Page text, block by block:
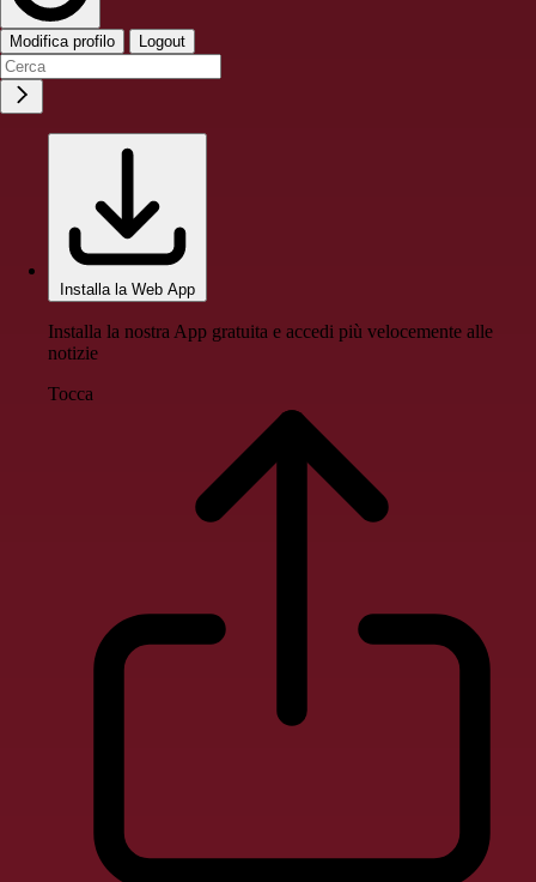
Modifica profilo Logout
Installa la Web App
Installa la nostra App gratuita e accedi più velocemente alle
notizie
Tocca